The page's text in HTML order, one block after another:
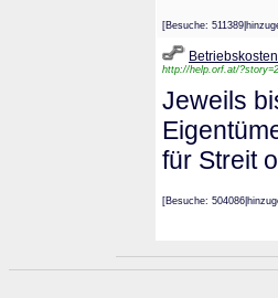
[Besuche:
http://help.orf.at/
Jeweils
für Streit
[Besuche: